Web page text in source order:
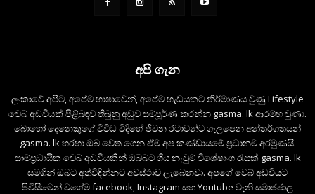
අපි ගැන
ලංකාවේ අපිට, අපේම භාෂාවෙන්, අපේම හැඩයකට නිර්මාණය වුණු Lifestyle
වෙබ් අඩවියක් පිළිබඳව තිබුනු අඩුව සම්පූර්ණ කරන්න gasma. lk ආරම්භ වුණා.
බොහෝ දෙනෙකුගේ විවිධ විදිහේ ජීවන රටාවන්ට ගැලපෙන අන්තර්ගතයන්
gasma. lk හරහා ඔබ වෙත ගෙන ඒම අප කණ්ඩායමේ ප්‍රධානම අරමුණයි.
සාම්ප්‍රධායික වෙබ් අඩවියකින් ඔබ්බට ගිය නැවුම් විශේෂාංග රැසක් gasma. lk
සමගින් ඔබට අත්විඳින්නට අවස්ථාව ලැබෙනවා. අපගේ වෙබ් අඩවියට
පිවිසීමෙන් වගේම facebook, Instagram සහ Youtube වැනි සමාජජාල